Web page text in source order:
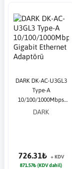
DARK DK-AC-U3GL3
Type-A
10/100/1000Mbps
Gigabit Ethernet
DARK
726.31₺
+ KDV
871.57₺ (KDV dahil)